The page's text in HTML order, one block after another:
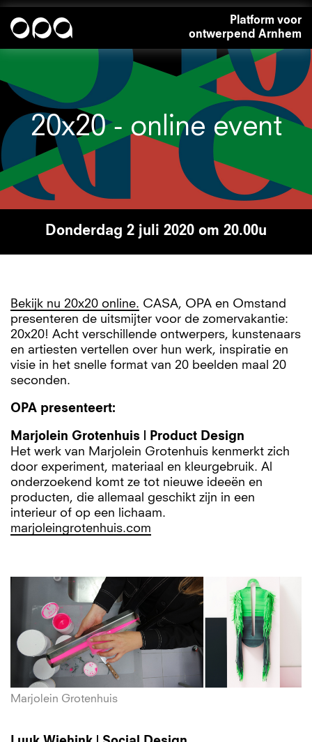
Overslaan
en
inhoud
gaan
Platform voor
ontwerpend Arnhem
20x20 - online event
donderdag 2 juli 2020 om 20.00u
Bekijk nu 20x20 online. CASA, OPA en Omstand
presenteren de uitsmijter voor de zomervakantie:
20x20! Acht verschillende ontwerpers, kunstenaars
en artiesten vertellen over hun werk, inspiratie en
visie in het snelle format van 20 beelden maal 20
seconden.
OPA presenteert:
Marjolein Grotenhuis | Product Design
Het werk van Marjolein Grotenhuis kenmerkt zich
door experiment, materiaal en kleurgebruik. Al
onderzoekend komt ze tot nieuwe ideeën en
producten, die allemaal geschikt zijn in een
interieur of op een lichaam.
marjoleingrotenhuis.com
Marjolein Grotenhuis